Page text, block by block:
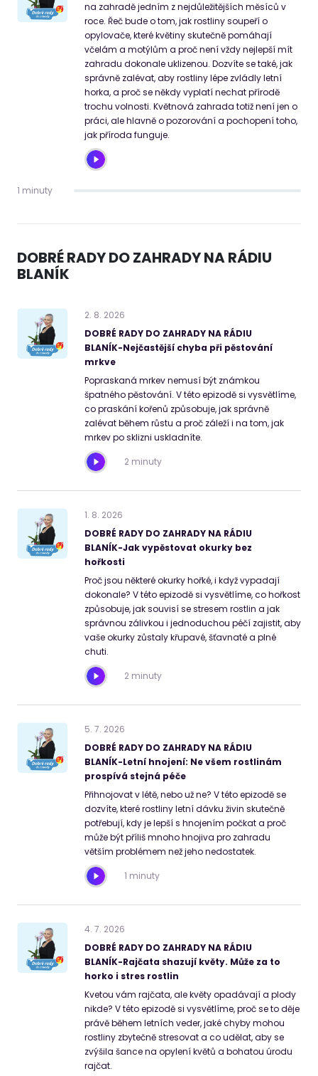
na zahradě jedním z nejdůležitějších měsíců v
roce. Řeč bude o tom, jak rostliny soupeří o
opylovače, které květiny skutečně pomáhají
včelám a motýlům a proč není vždy nejlepší mít
zahradu dokonale uklizenou. Dozvíte se také, jak
správně zalévat, aby rostliny lépe zvládly letní
horka, a proč se někdy vyplatí nechat přírodě
trochu volnosti. Květnová zahrada totiž není jen o
práci, ale hlavně o pozorování a pochopení toho,
jak příroda funguje.
1 minuty
DOBRÉ RADY DO ZAHRADY NA RÁDIU
BLANÍK
2. 8. 2026
DOBRÉ RADY DO ZAHRADY NA RÁDIU
BLANÍK-Nejčastější chyba při pěstování
mrkve
Popraskaná mrkev nemusí být známkou
špatného pěstování. V této epizodě si vysvětlíme,
co praskání kořenů způsobuje, jak správně
zalévat během růstu a proč záleží i na tom, jak
mrkev po sklizni uskladníte.
2 minuty
1. 8. 2026
DOBRÉ RADY DO ZAHRADY NA RÁDIU
BLANÍK-Jak vypěstovat okurky bez
hořkosti
Proč jsou některé okurky hořké, i když vypadají
dokonale? V této epizodě si vysvětlíme, co hořkost
způsobuje, jak souvisí se stresem rostlin a jak
správnou zálivkou i jednoduchou péčí zajistit, aby
vaše okurky zůstaly křupavé, šťavnaté a plné
chuti.
2 minuty
5. 7. 2026
DOBRÉ RADY DO ZAHRADY NA RÁDIU
BLANÍK-Letní hnojení: Ne všem rostlinám
prospívá stejná péče
Přihnojovat v létě, nebo už ne? V této epizodě se
dozvíte, které rostliny letní dávku živin skutečně
potřebují, kdy je lepší s hnojením počkat a proč
může být příliš mnoho hnojiva pro zahradu
větším problémem než jeho nedostatek.
1 minuty
4. 7. 2026
DOBRÉ RADY DO ZAHRADY NA RÁDIU
BLANÍK-Rajčata shazují květy. Může za to
horko i stres rostlin
Kvetou vám rajčata, ale květy opadávají a plody
nikde? V této epizodě si vysvětlíme, proč se to děje
právě během letních veder, jaké chyby mohou
rostliny zbytečně stresovat a co udělat, aby se
zvýšila šance na opylení květů a bohatou úrodu
rajčat.